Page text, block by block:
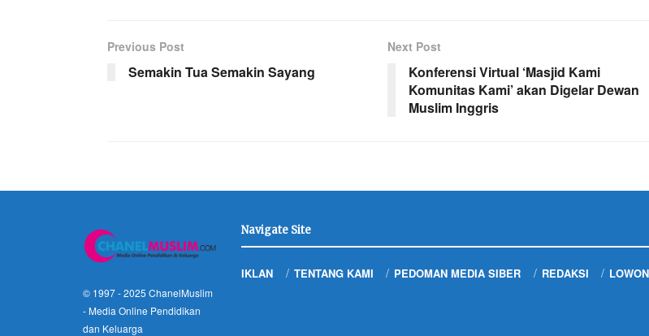
Previous Post
Semakin Tua Semakin Sayang
Next Post
Konferensi Virtual ‘Masjid Kami
Komunitas Kami’ akan Digelar Dewan
Muslim Inggris
© 1997 - 2025 ChanelMuslim
- Media Online Pendidikan
dan Keluarga
Navigate Site
IKLAN TENTANG KAMI PEDOMAN MEDIA SIBER REDAKSI